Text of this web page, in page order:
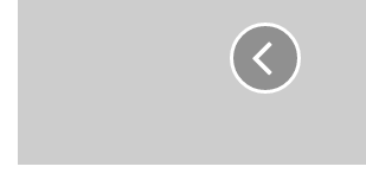
Unirea